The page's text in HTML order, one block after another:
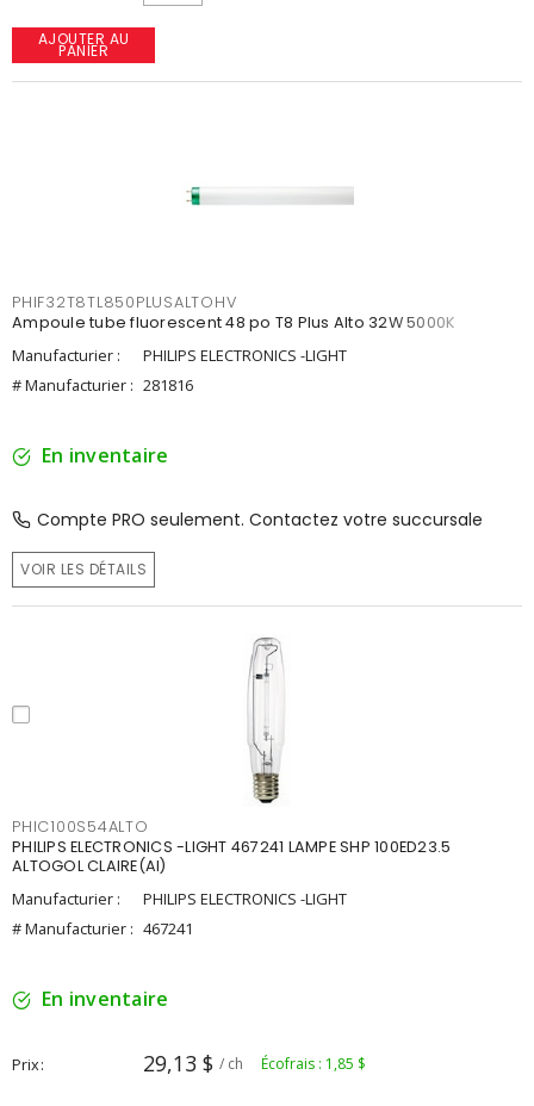
AJOUTER AU
PANIER
PHIF32T8TL850PLUSALTOHV
Ampoule tube fluorescent 48 po T8 Plus Alto 32W 5000K
Manufacturier :
PHILIPS ELECTRONICS -LIGHT
# Manufacturier : 281816
En inventaire
Compte PRO seulement. Contactez votre succursale
VOIR LES DÉTAILS
PHIC100S54ALTO
PHILIPS ELECTRONICS -LIGHT 467241 LAMPE SHP 100ED23.5
ALTOGOL CLAIRE(AI)
Manufacturier :
PHILIPS ELECTRONICS -LIGHT
# Manufacturier : 467241
En inventaire
Prix 29,13 $ / ch Écofrais : 1,85 $